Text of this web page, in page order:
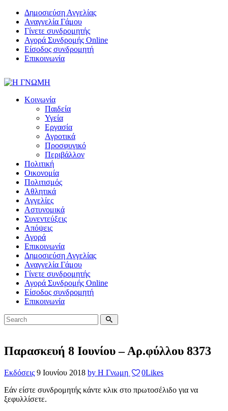
Δημοσιεύση Αγγελίας
Αναγγελία Γάμου
Γίνετε συνδρομητής
Αγορά Συνδρομής Online
Είσοδος συνδρομητή
Επικοινωνία
Κοινωνία
Παιδεία
Υγεία
Εργασία
Αγροτικά
Προσφυγικό
Περιβάλλον
Πολιτική
Οικονομία
Πολιτισμός
Αθλητικά
Αγγελίες
Αστυνομικά
Συνεντεύξεις
Απόψεις
Αγορά
Επικοινωνία
Δημοσιεύση Αγγελίας
Αναγγελία Γάμου
Γίνετε συνδρομητής
Αγορά Συνδρομής Online
Είσοδος συνδρομητή
Επικοινωνία
Παρασκευή 8 Ιουνίου – Αρ.φύλλου 8373
Εκδόσεις 9 Ιουνίου 2018 by Η Γνωμη 0Likes
Εάν είστε συνδρομητής κάντε κλικ στο πρωτοσέλιδο για να
ξεφυλλίσετε.